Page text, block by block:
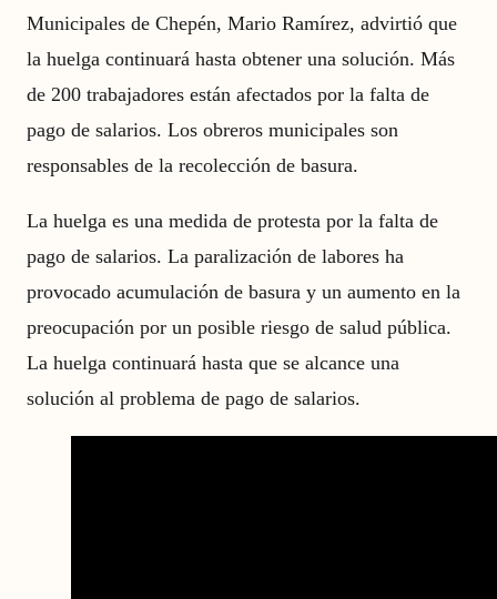
Municipales de Chepén, Mario Ramírez, advirtió que
la huelga continuará hasta obtener una solución. Más
de 200 trabajadores están afectados por la falta de
pago de salarios. Los obreros municipales son
responsables de la recolección de basura.
La huelga es una medida de protesta por la falta de
pago de salarios. La paralización de labores ha
provocado acumulación de basura y un aumento en la
preocupación por un posible riesgo de salud pública.
La huelga continuará hasta que se alcance una
solución al problema de pago de salarios.